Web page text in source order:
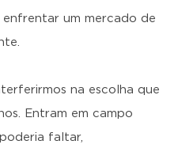
um mercado de
na escolha que
Entram em campo
faltar,